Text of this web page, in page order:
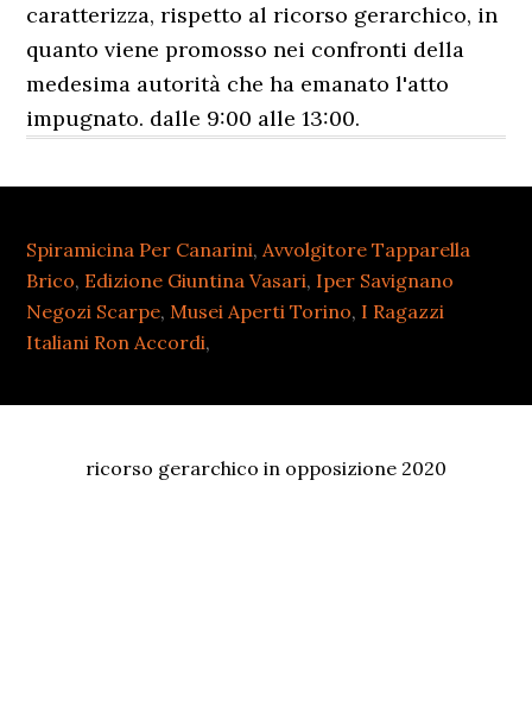
Spiramicina Per Canarini,Avvolgitore Tapparella
Brico, Edizione Giuntina Vasari, Iper Savignano
Negozi Scarpe,Musei Aperti Torino, I Ragazzi
Italiani Ron Accordi,
ricorso gerarchico in opposizione 2020